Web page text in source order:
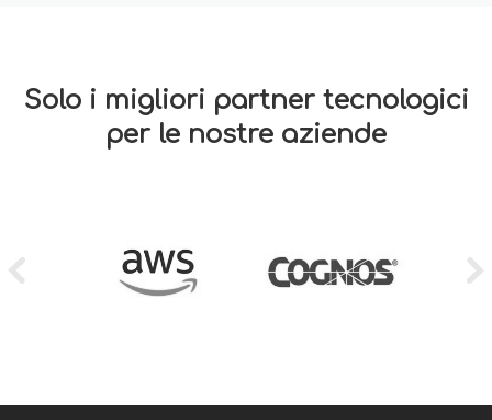
Solo i migliori partner tecnologici
per le nostre aziende